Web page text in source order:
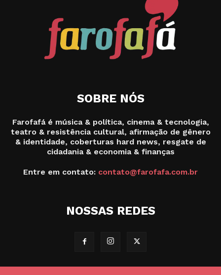
SOBRE NÓS
Farofafá é música & política, cinema & tecnologia,
teatro & resistência cultural, afirmação de gênero
& identidade, coberturas hard news, resgate de
cidadania & economia & finanças
Entre em contato: contato@farofafa.com.br
NOSSAS REDES